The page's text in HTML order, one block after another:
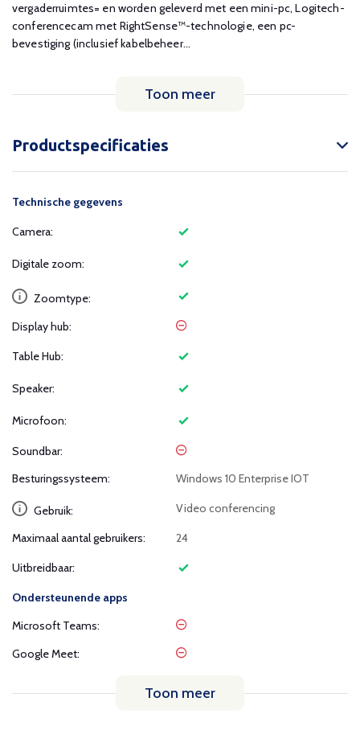
vergaderruimtes= en worden geleverd met een mini-pc, Logitech-
conferencecam met RightSense™-technologie, een pc-
bevestiging (inclusief kabelbeheer...
Toon meer
Productspecificaties
Technische gegevens
Camera:
Digitale zoom:
Zoomtype:
Display hub:
Table Hub:
Speaker:
Microfoon:
Soundbar:
Besturingssysteem:
Windows 10 Enterprise IOT
Gebruik: Video conferencing
Maximaal aantal gebruikers: 24
Uitbreidbaar:
Ondersteunende apps
Microsoft Teams:
Google Meet:
Toon meer